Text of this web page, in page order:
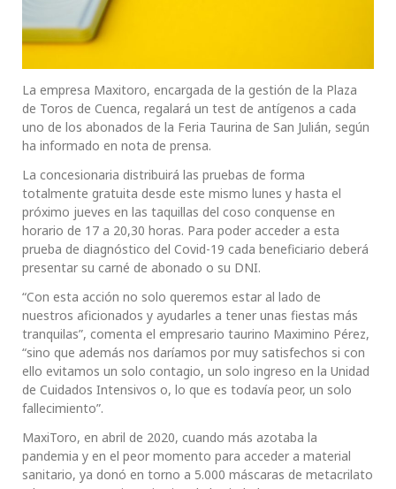
La empresa Maxitoro, encargada de la gestión de la Plaza
de Toros de Cuenca, regalará un test de antígenos a cada
uno de los abonados de la Feria Taurina de San Julián, según
ha informado en nota de prensa.
La concesionaria distribuirá las pruebas de forma
totalmente gratuita desde este mismo lunes y hasta el
próximo jueves en las taquillas del coso conquense en
horario de 17 a 20,30 horas. Para poder acceder a esta
prueba de diagnóstico del Covid-19 cada beneficiario deberá
presentar su carné de abonado o su DNI.
“Con esta acción no solo queremos estar al lado de
nuestros aficionados y ayudarles a tener unas fiestas más
tranquilas”, comenta el empresario taurino Maximino Pérez,
“sino que además nos daríamos por muy satisfechos si con
ello evitamos un solo contagio, un solo ingreso en la Unidad
de Cuidados Intensivos o, lo que es todavía peor, un solo
fallecimiento”.
MaxiToro, en abril de 2020, cuando más azotaba la
pandemia y en el peor momento para acceder a material
sanitario, ya donó en torno a 5.000 máscaras de metacrilato